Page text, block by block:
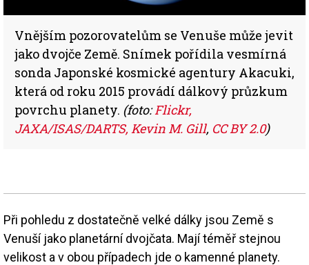
Vnějším pozorovatelům se Venuše může jevit
jako dvojče Země. Snímek pořídila vesmírná
sonda Japonské kosmické agentury Akacuki,
která od roku 2015 provádí dálkový průzkum
povrchu planety. (foto:Flickr,
JAXA/ISAS/DARTS, Kevin M. Gill, CC BY 2.0)
Při pohledu z dostatečně velké dálky jsou Země s
Venuší jako planetární dvojčata. Mají téměř stejnou
velikost a v obou případech jde o kamenné planety.